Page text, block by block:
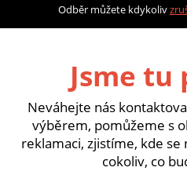
Odběr můžete kdykoliv
Jsme tu
Neváhejte nás
výběrem, pomůžeme s
reklamaci, zjistíme, kde se
cokoliv, co